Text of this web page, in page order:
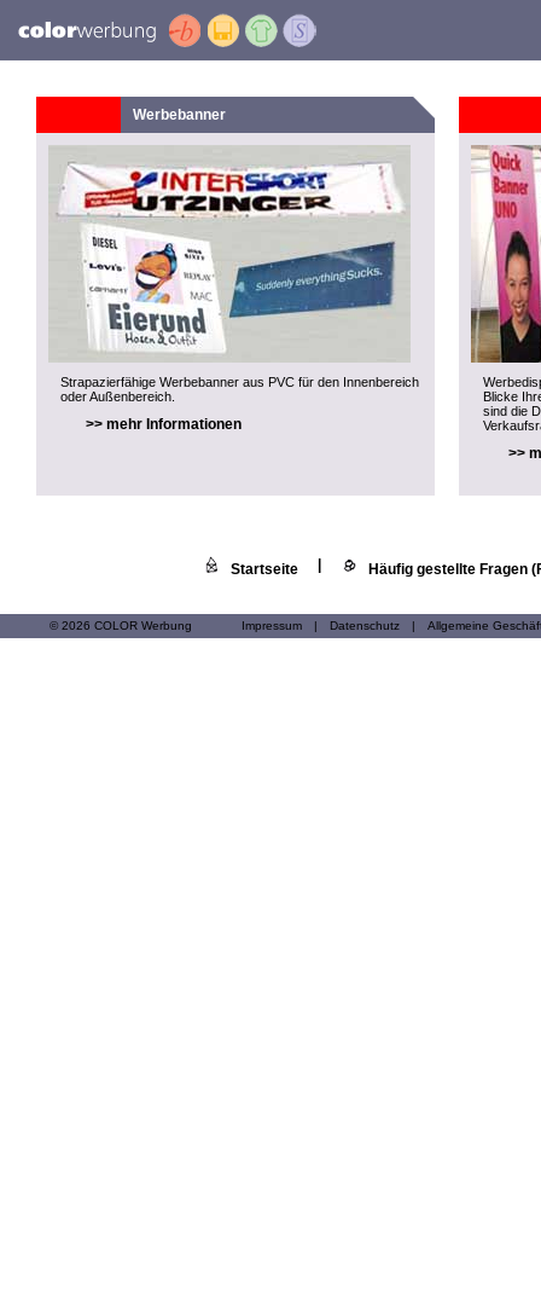
Werbebanner
Strapazierfähige Werbebanner aus PVC für den Innenbereich
oder Außenbereich.
>> mehr Informationen
Blicke
sind die
>>
Startseite Häufig gestellte Fragen
© 2026 COLOR Werbung Impressum | Datenschutz | Allgemeine